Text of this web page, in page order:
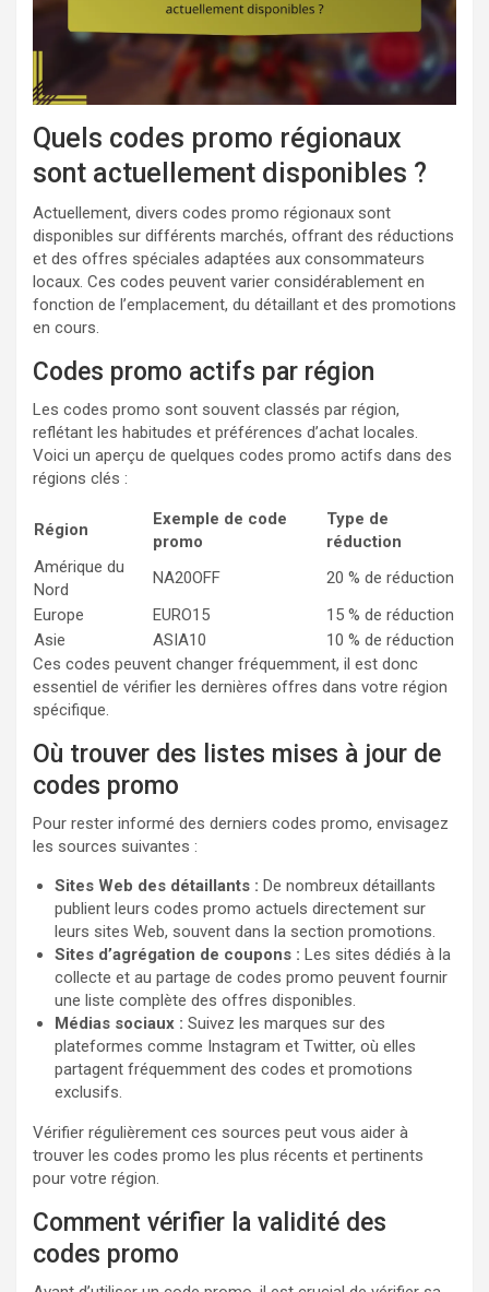
Quels codes promo régionaux
sont actuellement disponibles ?
Actuellement, divers codes promo régionaux sont
disponibles sur différents marchés, offrant des réductions
et des offres spéciales adaptées aux consommateurs
locaux. Ces codes peuvent varier considérablement en
fonction de l’emplacement, du détaillant et des promotions
en cours.
Codes promo actifs par région
Les codes promo sont souvent classés par région,
reflétant les habitudes et préférences d’achat locales.
Voici un aperçu de quelques codes promo actifs dans des
régions clés :
Région
Exemple de code
promo
Type de
réduction
Amérique du
Nord
NA20OFF
20 % de réduction
Europe
EURO15
15 % de réduction
Asie
ASIA10
10 % de réduction
Ces codes peuvent changer fréquemment, il est donc
essentiel de vérifier les dernières offres dans votre région
spécifique.
Où trouver des listes mises à jour de
codes promo
Pour rester informé des derniers codes promo, envisagez
les sources suivantes :
Sites Web des détaillants : De nombreux détaillants
publient leurs codes promo actuels directement sur
leurs sites Web, souvent dans la section promotions.
Sites d’agrégation de coupons : Les sites dédiés à la
collecte et au partage de codes promo peuvent fournir
une liste complète des offres disponibles.
Médias sociaux : Suivez les marques sur des
plateformes comme Instagram et Twitter, où elles
partagent fréquemment des codes et promotions
exclusifs.
Vérifier régulièrement ces sources peut vous aider à
trouver les codes promo les plus récents et pertinents
pour votre région.
Comment vérifier la validité des
codes promo